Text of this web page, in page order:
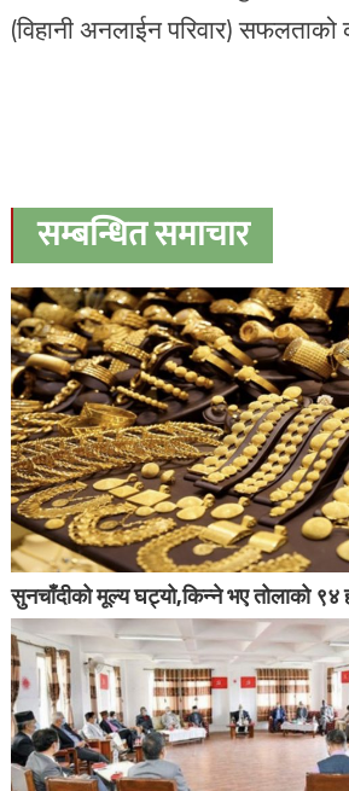
(विहानी अनलाईन परिवार) सफलताको
सम्बन्धित समाचार
सुनचाँदीको मूल्य घट्यो,किन्ने भए तोलाको